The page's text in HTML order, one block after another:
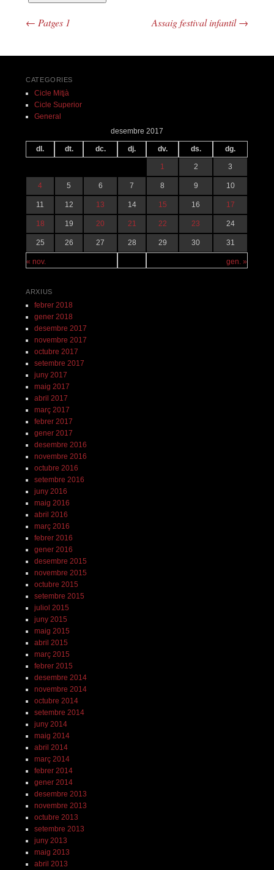
Navegació pels articles
← Patges 1 Assaig festival infantil→
CATEGORIES
Cicle Mitjà
Cicle Superior
General
desembre 2017
dl. dt. dc. dj. dv. ds. dg.
« nov. gen. »
1 2 3
4 5 6 7 8 9 10
11 12 13 14 15 16 17
18 19 20 21 22 23 24
25 26 27 28 29 30 31
ARXIUS
febrer 2018
gener 2018
desembre 2017
novembre 2017
octubre 2017
setembre 2017
juny 2017
maig 2017
abril 2017
març 2017
febrer 2017
gener 2017
desembre 2016
novembre 2016
octubre 2016
setembre 2016
juny 2016
maig 2016
abril 2016
març 2016
febrer 2016
gener 2016
desembre 2015
novembre 2015
octubre 2015
setembre 2015
juliol 2015
juny 2015
maig 2015
abril 2015
març 2015
febrer 2015
desembre 2014
novembre 2014
octubre 2014
setembre 2014
juny 2014
maig 2014
abril 2014
març 2014
febrer 2014
gener 2014
desembre 2013
novembre 2013
octubre 2013
setembre 2013
juny 2013
maig 2013
abril 2013